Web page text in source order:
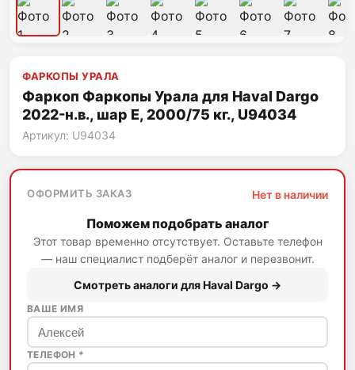
ФАРКОПЫ УРАЛА
Фаркоп Фаркопы Урала для Haval Dargo
2022-н.в., шар Е, 2000/75 кг., U94034
Артикул: U94034
ОФОРМИТЬ ЗАКАЗ Нет в наличии
Поможем подобрать аналог
Этот товар временно отсутствует. Оставьте телефон
— наш специалист подберёт аналог и перезвонит.
Смотреть аналоги для Haval Dargo →
ВАШЕ ИМЯ
ТЕЛЕФОН *